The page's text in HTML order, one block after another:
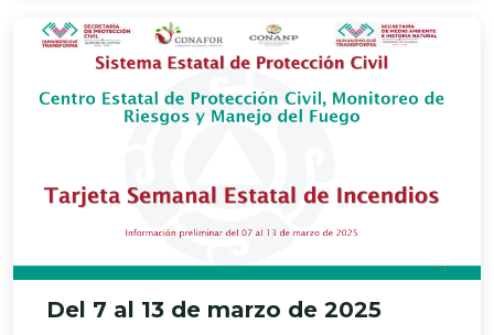
Del 7 al 13 de marzo de 2025